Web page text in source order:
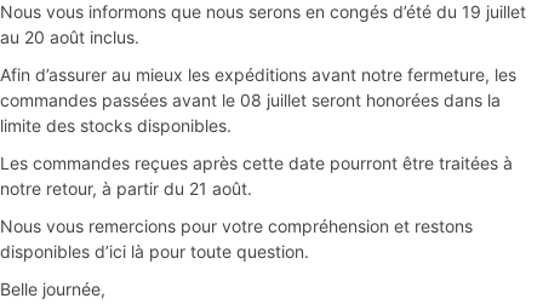
Nous vous informons que nous serons en congés d’été du 19 juillet
au 20 août inclus.
Afin d’assurer au mieux les expéditions avant notre fermeture, les
commandes passées avant le 08 juillet seront honorées dans la
limite des stocks disponibles.
Les commandes reçues après cette date pourront être traitées à
notre retour, à partir du 21 août.
Nous vous remercions pour votre compréhension et restons
disponibles d’ici là pour toute question.
Belle journée,